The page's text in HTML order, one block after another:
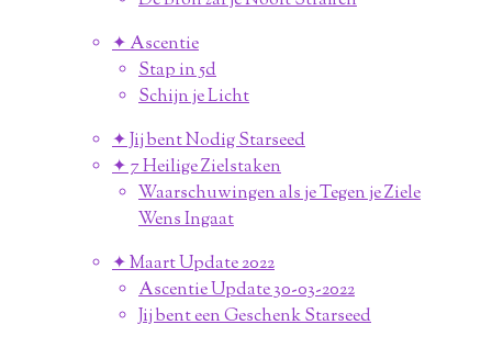
✦ Ascentie
Stap in 5d
Schijn je Licht
✦ Jij bent Nodig Starseed
✦ 7 Heilige Zielstaken
Waarschuwingen als je Tegen je Ziele
Wens Ingaat
✦ Maart Update 2022
Ascentie Update 30-03-2022
Jij bent een Geschenk Starseed